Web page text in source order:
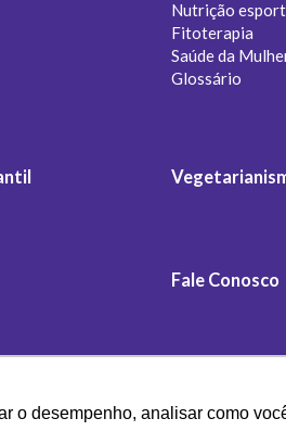
o desempenho, analisar como
Nutrição
Fitoterapia
Saúde da
Glossário
Fale Conosco